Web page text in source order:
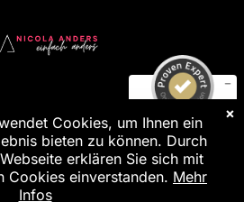
Cookies, um Ihnen ein
bieten zu können. Durch
erklären Sie sich mit
Cookies einverstanden. Mehr
Infos
×
SEHR GUT
47
Kundenbewertungen
ProvenExpert.com
5,00
5,00
8
Bewertungen auf
ProvenExpert.com
Bewertungen von
1
anderen Quelle
Blick aufs ProvenExpert-Profil werfen